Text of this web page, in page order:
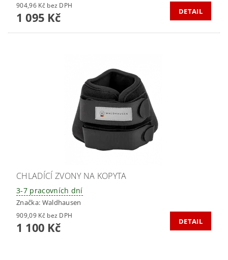
904,96 Kč bez DPH
1 095 Kč DETAIL
CHLADÍCÍ ZVONY NA KOPYTA
3-7 pracovních dní
Značka: Waldhausen
909,09 Kč bez DPH
1 100 Kč DETAIL